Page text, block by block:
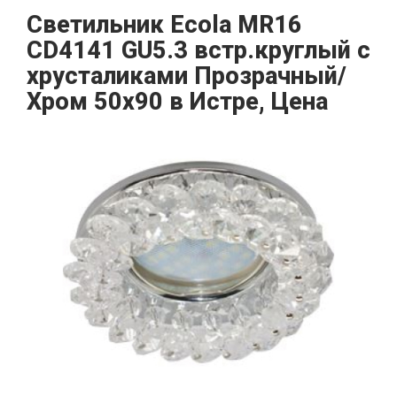
Светильник Ecola MR16
CD4141 GU5.3 встр.круглый с
хрусталиками Прозрачный/
Хром 50x90 в Истре, Цена